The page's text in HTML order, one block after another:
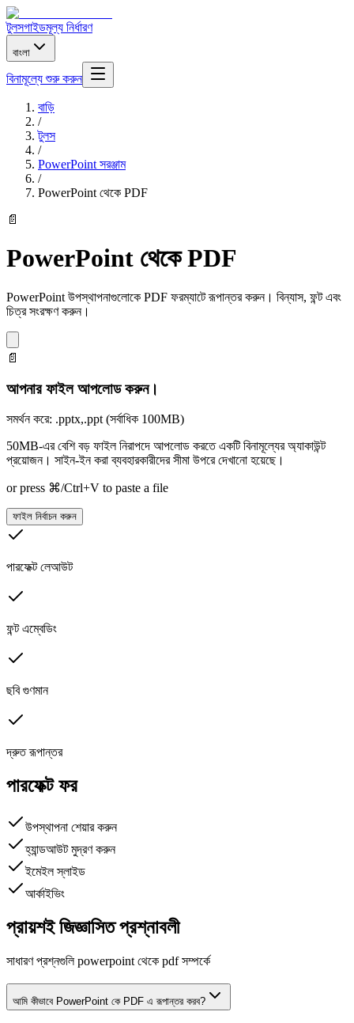
টুলসগাইডমূল্য নির্ধারণ
বাংলা
বিনামূল্যে শুরু করুন
বাড়ি
/
টুলস
/
PowerPoint সরঞ্জাম
/
PowerPoint থেকে PDF
📄
PowerPoint থেকে PDF
PowerPoint উপস্থাপনাগুলোকে PDF ফরম্যাটে রূপান্তর করুন। বিন্যাস, ফন্ট এবং
চিত্র সংরক্ষণ করুন।
📄
আপনার ফাইল আপলোড করুন।
সমর্থন করে: .pptx,.ppt (সর্বাধিক 100MB)
50MB-এর বেশি বড় ফাইল নিরাপদে আপলোড করতে একটি বিনামূল্যের অ্যাকাউন্ট
প্রয়োজন। সাইন-ইন করা ব্যবহারকারীদের সীমা উপরে দেখানো হয়েছে।
or press ⌘/Ctrl+V to paste a file
ফাইল নির্বাচন করুন
পারফেক্ট লেআউট
ফন্ট এম্বেডিং
ছবি গুণমান
দ্রুত রূপান্তর
পারফেক্ট ফর
উপস্থাপনা শেয়ার করুন
হ্যান্ডআউট মুদ্রণ করুন
ইমেইল স্লাইড
আর্কাইভিং
প্রায়শই জিজ্ঞাসিত প্রশ্নাবলী
সাধারণ প্রশ্নগুলি powerpoint থেকে pdf সম্পর্কে
আমি কীভাবে PowerPoint কে PDF এ রূপান্তর করব?